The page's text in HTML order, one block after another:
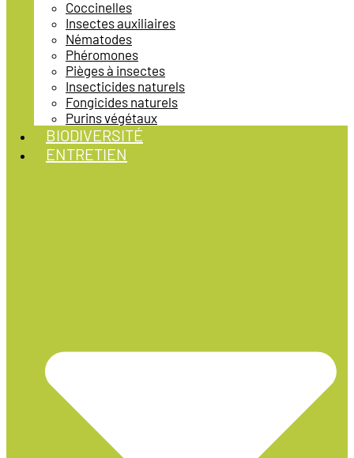
Coccinelles
Insectes auxiliaires
Nématodes
Phéromones
Pièges à insectes
Insecticides naturels
Fongicides naturels
Purins végétaux
BIODIVERSITÉ
ENTRETIEN